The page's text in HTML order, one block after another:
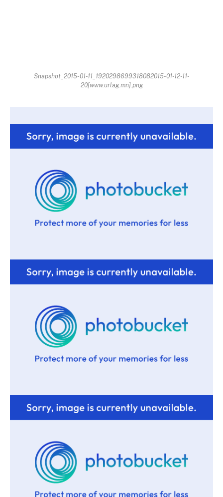
Snapshot_2015-01-11_1920298699318082015-01-12-11-
20[www.urlag.mn].png